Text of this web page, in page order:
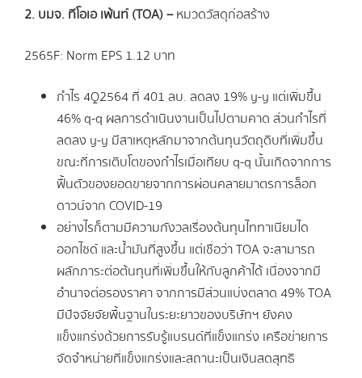
2.บมจ. ทีโอเอ เพ้นท์ (TOA) –หมวดวัสดุก่อสร้าง
2565F: Norm EPS 1.12 บาท
กำไร 4Q2564 ที่ 401 ลบ. ลดลง 19% y-y แต่เพิ่มขึ้น
46% q-q ผลการดำเนินงานเป็นไปตามคาด ส่วนกำไรที่
ลดลง y-y มีสาเหตุหลักมาจากต้นทุนวัตถุดิบที่เพิ่มขึ้น
ขณะที่การเติบโตของกำไรเมื่อเทียบ q-q นั้นเกิดจากการ
ฟื้นตัวของยอดขายจากการผ่อนคลายมาตรการล็อก
ดาวน์จาก COVID-19
อย่างไรก็ตามมีความกังวลเรื่องต้นทุนไททาเนียมได
ออกไซด์ และน้ำมันที่สูงขึ้น แต่เชื่อว่า TOA จะสามารถ
ผลักภาระต่อต้นทุนที่เพิ่มขึ้นให้กับลูกค้าได้ เนื่องจากมี
อำนาจต่อรองราคา จากการมีส่วนแบ่งตลาด 49% TOA
มีปัจจัยจัยพื้นฐานในระยะยาวของบริษัทฯ ยังคง
แข็งแกร่งด้วยการรับรู้แบรนด์ที่แข็งแกร่ง เครือข่ายการ
จัดจำหน่ายที่แข็งแกร่งและสถานะเป็นเงินสดสุทธิ